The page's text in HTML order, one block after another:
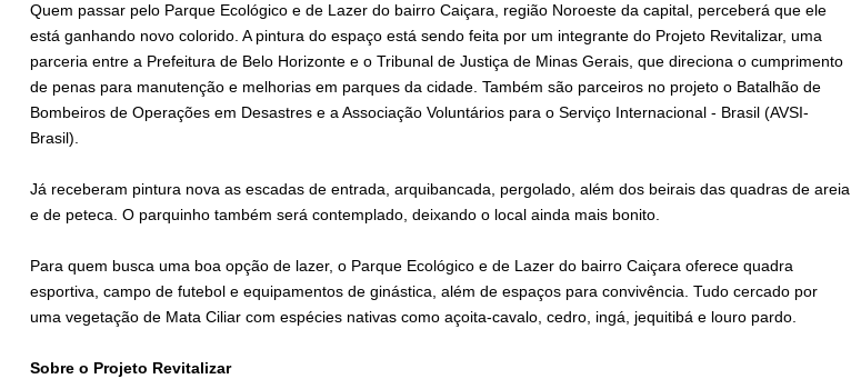
Quem passar pelo Parque Ecológico e de Lazer do bairro Caiçara, região Noroeste da capital, perceberá que ele
está ganhando novo colorido. A pintura do espaço está sendo feita por um integrante do Projeto Revitalizar, uma
parceria entre a Prefeitura de Belo Horizonte e o Tribunal de Justiça de Minas Gerais, que direciona o cumprimento
de penas para manutenção e melhorias em parques da cidade. Também são parceiros no projeto o Batalhão de
Bombeiros de Operações em Desastres e a Associação Voluntários para o Serviço Internacional - Brasil (AVSI-
Brasil).
Já receberam pintura nova as escadas de entrada, arquibancada, pergolado, além dos beirais das quadras de areia
e de peteca. O parquinho também será contemplado, deixando o local ainda mais bonito.
Para quem busca uma boa opção de lazer, o Parque Ecológico e de Lazer do bairro Caiçara oferece quadra
esportiva, campo de futebol e equipamentos de ginástica, além de espaços para convivência. Tudo cercado por
uma vegetação de Mata Ciliar com espécies nativas como açoita-cavalo, cedro, ingá, jequitibá e louro pardo.
Sobre o Projeto Revitalizar